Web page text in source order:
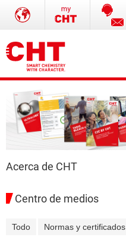
Acerca de CHT
Centro de medios
Todo Normas y certificados